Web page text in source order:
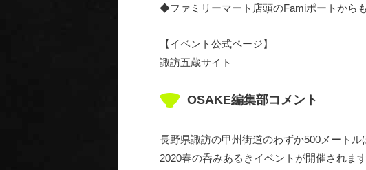
◆ファミリーマート店頭のFamiポートから
【イベント公式ページ】
諏訪五蔵サイト
OSAKE編集部コメント
長野県諏訪の甲州街道のわずか500メート
2020春の呑みあるきイベントが開催されます